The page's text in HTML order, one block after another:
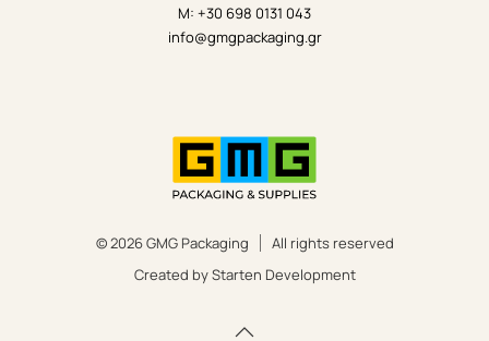
M: +30 698 0131 043
info@gmgpackaging.gr
© 2026 GMG Packaging
All rights reserved
Created by Starten Development